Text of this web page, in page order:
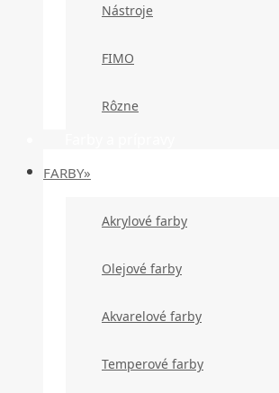
Nástroje
FIMO
Rôzne
FARBY»
Akrylové farby
Olejové farby
Akvarelové farby
Temperové farby